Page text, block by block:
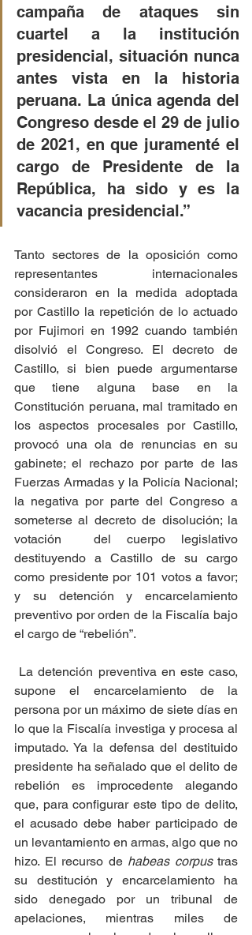
campaña de ataques sin
cuartel a la institución
presidencial, situación nunca
antes vista en la historia
peruana. La única agenda del
Congreso desde el 29 de julio
de 2021, en que juramenté el
cargo de Presidente de la
República, ha sido y es la
vacancia presidencial.”
Tanto sectores de la oposición como
representantes internacionales
consideraron en la medida adoptada
por Castillo la repetición de lo actuado
por Fujimori en 1992 cuando también
disolvió el Congreso. El decreto de
Castillo, si bien puede argumentarse
que tiene alguna base en la
Constitución peruana, mal tramitado en
los aspectos procesales por Castillo,
provocó una ola de renuncias en su
gabinete; el rechazo por parte de las
Fuerzas Armadas y la Policía Nacional;
la negativa por parte del Congreso a
someterse al decreto de disolución; la
votación  del cuerpo legislativo
destituyendo a Castillo de su cargo
como presidente por 101 votos a favor;
y su detención y encarcelamiento
preventivo por orden de la Fiscalía bajo
el cargo de “rebelión”.
supone el encarcelamiento de la
persona por un máximo de siete días en
lo que la Fiscalía investiga y procesa al
imputado. Ya la defensa del destituido
presidente ha señalado que el delito de
rebelión es improcedente alegando
que, para configurar este tipo de delito,
el acusado debe haber participado de
un levantamiento en armas, algo que no
hizo. El recurso de habeas corpus tras
su destitución y encarcelamiento ha
sido denegado por un tribunal de
apelaciones, mientras miles de